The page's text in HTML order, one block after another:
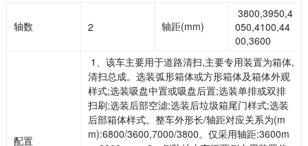
轴数 2 轴距(mm)
3800,3950,4
050,4100,44
00,3600
配置
1、该车主要用于道路清扫,主要专用装置为箱体,
清扫总成。选装弧形箱体或方形箱体及箱体外观
样式;选装吸盘中置或吸盘后置;选装单排或双排
扫刷;选装后部空滤;选装后垃圾箱尾门样式;选装
后部箱体样式。整车外形长/轴距对应关系为(m
m):6800/3600,7000/3800。仅采用轴距:3600m